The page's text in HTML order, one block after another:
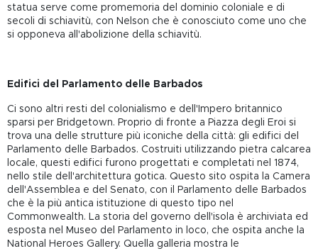
statua serve come promemoria del dominio coloniale e di
secoli di schiavitù, con Nelson che è conosciuto come uno che
si opponeva all'abolizione della schiavitù.
Edifici del Parlamento delle Barbados
Ci sono altri resti del colonialismo e dell'Impero britannico
sparsi per Bridgetown. Proprio di fronte a Piazza degli Eroi si
trova una delle strutture più iconiche della città: gli edifici del
Parlamento delle Barbados. Costruiti utilizzando pietra calcarea
locale, questi edifici furono progettati e completati nel 1874,
nello stile dell'architettura gotica. Questo sito ospita la Camera
dell'Assemblea e del Senato, con il Parlamento delle Barbados
che è la più antica istituzione di questo tipo nel
Commonwealth. La storia del governo dell'isola è archiviata ed
esposta nel Museo del Parlamento in loco, che ospita anche la
National Heroes Gallery. Quella galleria mostra le